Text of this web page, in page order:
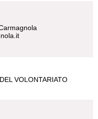
VOLONTARIATO